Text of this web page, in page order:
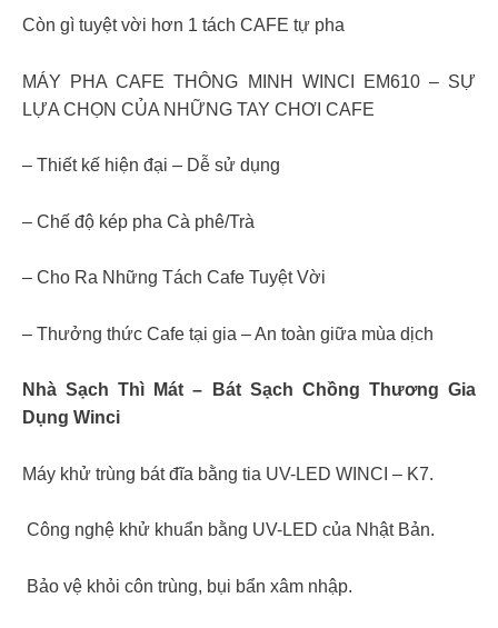
Còn gì tuyệt vời hơn 1 tách CAFE tự pha
MÁY PHA CAFE THÔNG MINH WINCI EM610 – SỰ
LỰA CHỌN CỦA NHỮNG TAY CHƠI CAFE
– Thiết kế hiện đại – Dễ sử dụng
– Chế độ kép pha Cà phê/Trà
– Cho Ra Những Tách Cafe Tuyệt Vời
– Thưởng thức Cafe tại gia – An toàn giữa mùa dịch
Nhà Sạch Thì Mát – Bát Sạch Chồng Thương Gia
Dụng Winci
Máy khử trùng bát đĩa bằng tia UV-LED WINCI – K7.
️ Công nghệ khử khuẩn bằng UV-LED của Nhật Bản.
️ Bảo vệ khỏi côn trùng, bụi bẩn xâm nhập.